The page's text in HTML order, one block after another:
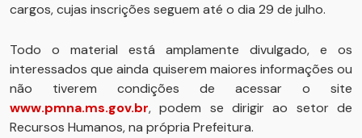
cargos, cujas inscrições seguem até o dia 29 de julho.
Todo o material está amplamente divulgado, e os
interessados que ainda quiserem maiores informações ou
não tiverem condições de acessar o site
www.pmna.ms.gov.br, podem se dirigir ao setor de
Recursos Humanos, na própria Prefeitura.